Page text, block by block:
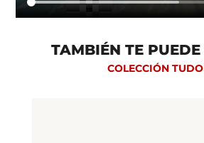
TAMBIÉN TE PUEDE
COLECCIÓN